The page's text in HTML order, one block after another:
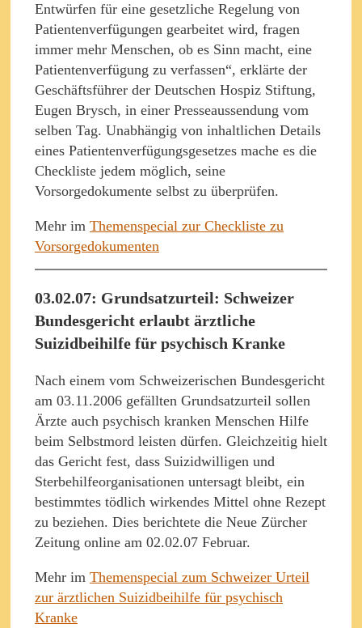
Entwürfen für eine gesetzliche Regelung von
Patientenverfügungen gearbeitet wird, fragen
immer mehr Menschen, ob es Sinn macht, eine
Patientenverfügung zu verfassen“, erklärte der
Geschäftsführer der Deutschen Hospiz Stiftung,
Eugen Brysch, in einer Presseaussendung vom
selben Tag. Unabhängig von inhaltlichen Details
eines Patientenverfügungsgesetzes mache es die
Checkliste jedem möglich, seine
Vorsorgedokumente selbst zu überprüfen.
Mehr im Themenspecial zur Checkliste zu
Vorsorgedokumenten
03.02.07: Grundsatzurteil: Schweizer
Bundesgericht erlaubt ärztliche
Suizidbeihilfe für psychisch Kranke
Nach einem vom Schweizerischen Bundesgericht
am 03.11.2006 gefällten Grundsatzurteil sollen
Ärzte auch psychisch kranken Menschen Hilfe
beim Selbstmord leisten dürfen. Gleichzeitig hielt
das Gericht fest, dass Suizidwilligen und
Sterbehilfeorganisationen untersagt bleibt, ein
bestimmtes tödlich wirkendes Mittel ohne Rezept
zu beziehen. Dies berichtete die Neue Zürcher
Zeitung online am 02.02.07 Februar.
Mehr im Themenspecial zum Schweizer Urteil
zur ärztlichen Suizidbeihilfe für psychisch
Kranke